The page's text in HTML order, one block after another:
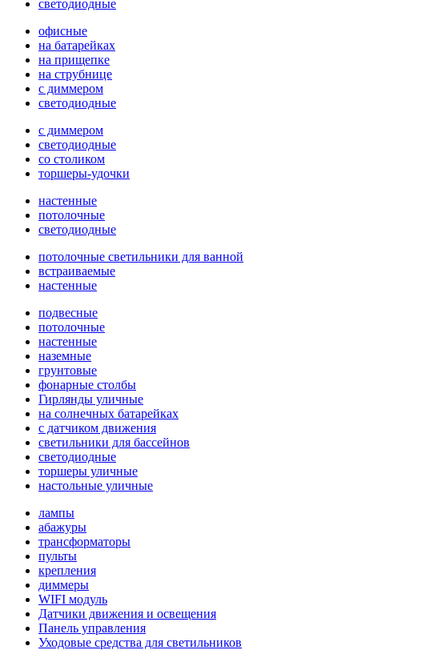
светодиодные
офисные
на батарейках
на прищепке
на струбнице
с диммером
светодиодные
с диммером
светодиодные
со столиком
торшеры-удочки
настенные
потолочные
светодиодные
потолочные светильники для ванной
встраиваемые
настенные
подвесные
потолочные
настенные
наземные
грунтовые
фонарные столбы
Гирлянды уличные
на солнечных батарейках
с датчиком движения
светильники для бассейнов
светодиодные
торшеры уличные
настольные уличные
лампы
абажуры
трансформаторы
пульты
крепления
диммеры
WIFI модуль
Датчики движения и освещения
Панель управления
Уходовые средства для светильников